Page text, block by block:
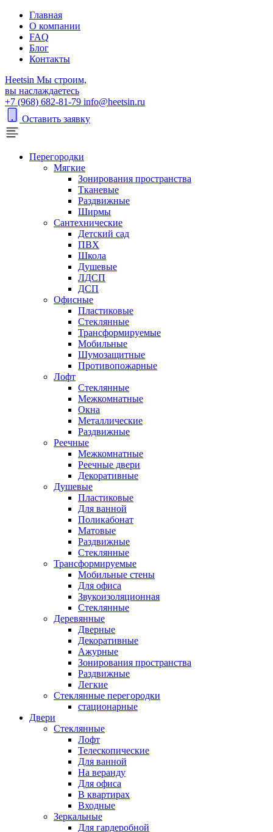
Главная
О компании
FAQ
Блог
Контакты
Heetsin Мы строим,
вы наслаждаетесь
+7 (968) 682-81-79 info@heetsin.ru
Оставить заявку
Перегородки
Мягкие
Зонирования пространства
Тканевые
Раздвижные
Ширмы
Сантехнические
Детский сад
ПВХ
Школа
Душевые
ЛДСП
ДСП
Офисные
Пластиковые
Стеклянные
Трансформируемые
Мобильные
Шумозащитные
Противопожарные
Лофт
Стеклянные
Межкомнатные
Окна
Металлические
Раздвижные
Реечные
Межкомнатные
Реечные двери
Декоративные
Душевые
Пластиковые
Для ванной
Поликабонат
Матовые
Раздвижные
Стеклянные
Трансформируемые
Мобильные стены
Для офиса
Звукоизоляционная
Стеклянные
Деревянные
Дверные
Декоративные
Ажурные
Зонирования пространства
Раздвижные
Легкие
Стеклянные перегородки
стационарные
Двери
Стеклянные
Лофт
Телескопические
Для ванной
На веранду
Для офиса
В квартирах
Входные
Зеркальные
Для гардеробной